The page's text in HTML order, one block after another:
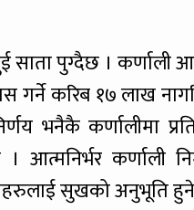
साता पुग्दैछ ।
गर्ने करिब १७ लाख
भनैकै कर्णालीमा
आत्मनिर्भर कर्णाली
सुखको अनुभूति हुने